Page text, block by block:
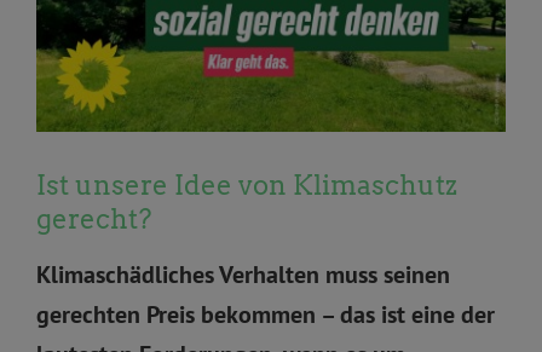
Ist unsere Idee von Klimaschutz
gerecht?
Klimaschädliches Verhalten muss seinen
gerechten Preis bekommen – das ist eine der